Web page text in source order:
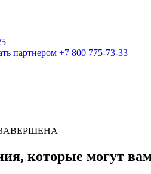
партнером +7 800 775-73-33
которые могут